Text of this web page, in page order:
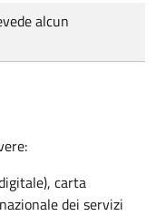
alcun
carta
dei servizi